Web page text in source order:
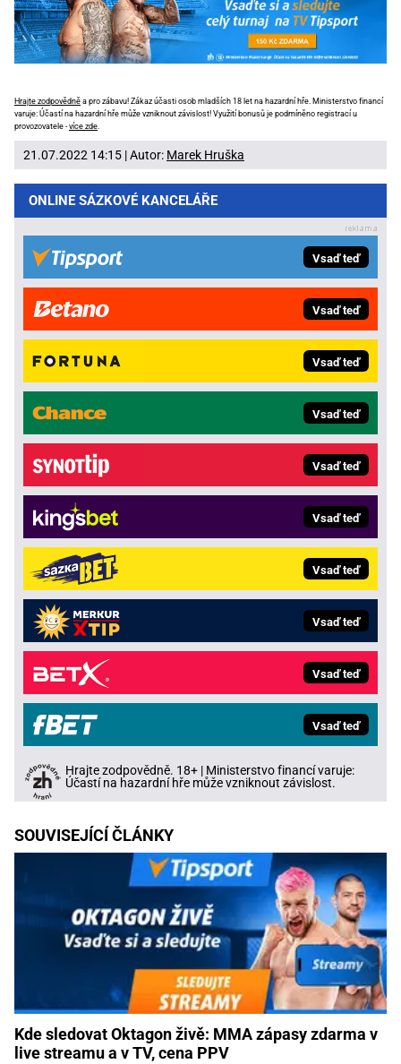
Hrajte zodpovědně a pro zábavu! Zákaz účasti osob mladších 18 let na hazardní hře. Ministerstvo financí
varuje: Účastí na hazardní hře může vzniknout závislost! Využití bonusů je podmíněno registrací u
provozovatele -více zde
21.07.2022 14:15 | Autor: Marek Hruška
ONLINE SÁZKOVÉ KANCELÁŘE
Vsaď teď
Vsaď teď
Vsaď teď
Vsaď teď
Vsaď teď
Vsaď teď
Vsaď teď
Vsaď teď
Vsaď teď
Vsaď teď
Hrajte zodpovědně. 18+ | Ministerstvo financí varuje:
Účastí na hazardní hře může vzniknout závislost.
SOUVISEJÍCÍ ČLÁNKY
Kde sledovat Oktagon živě: MMA zápasy zdarma v
live streamu a v TV, cena PPV